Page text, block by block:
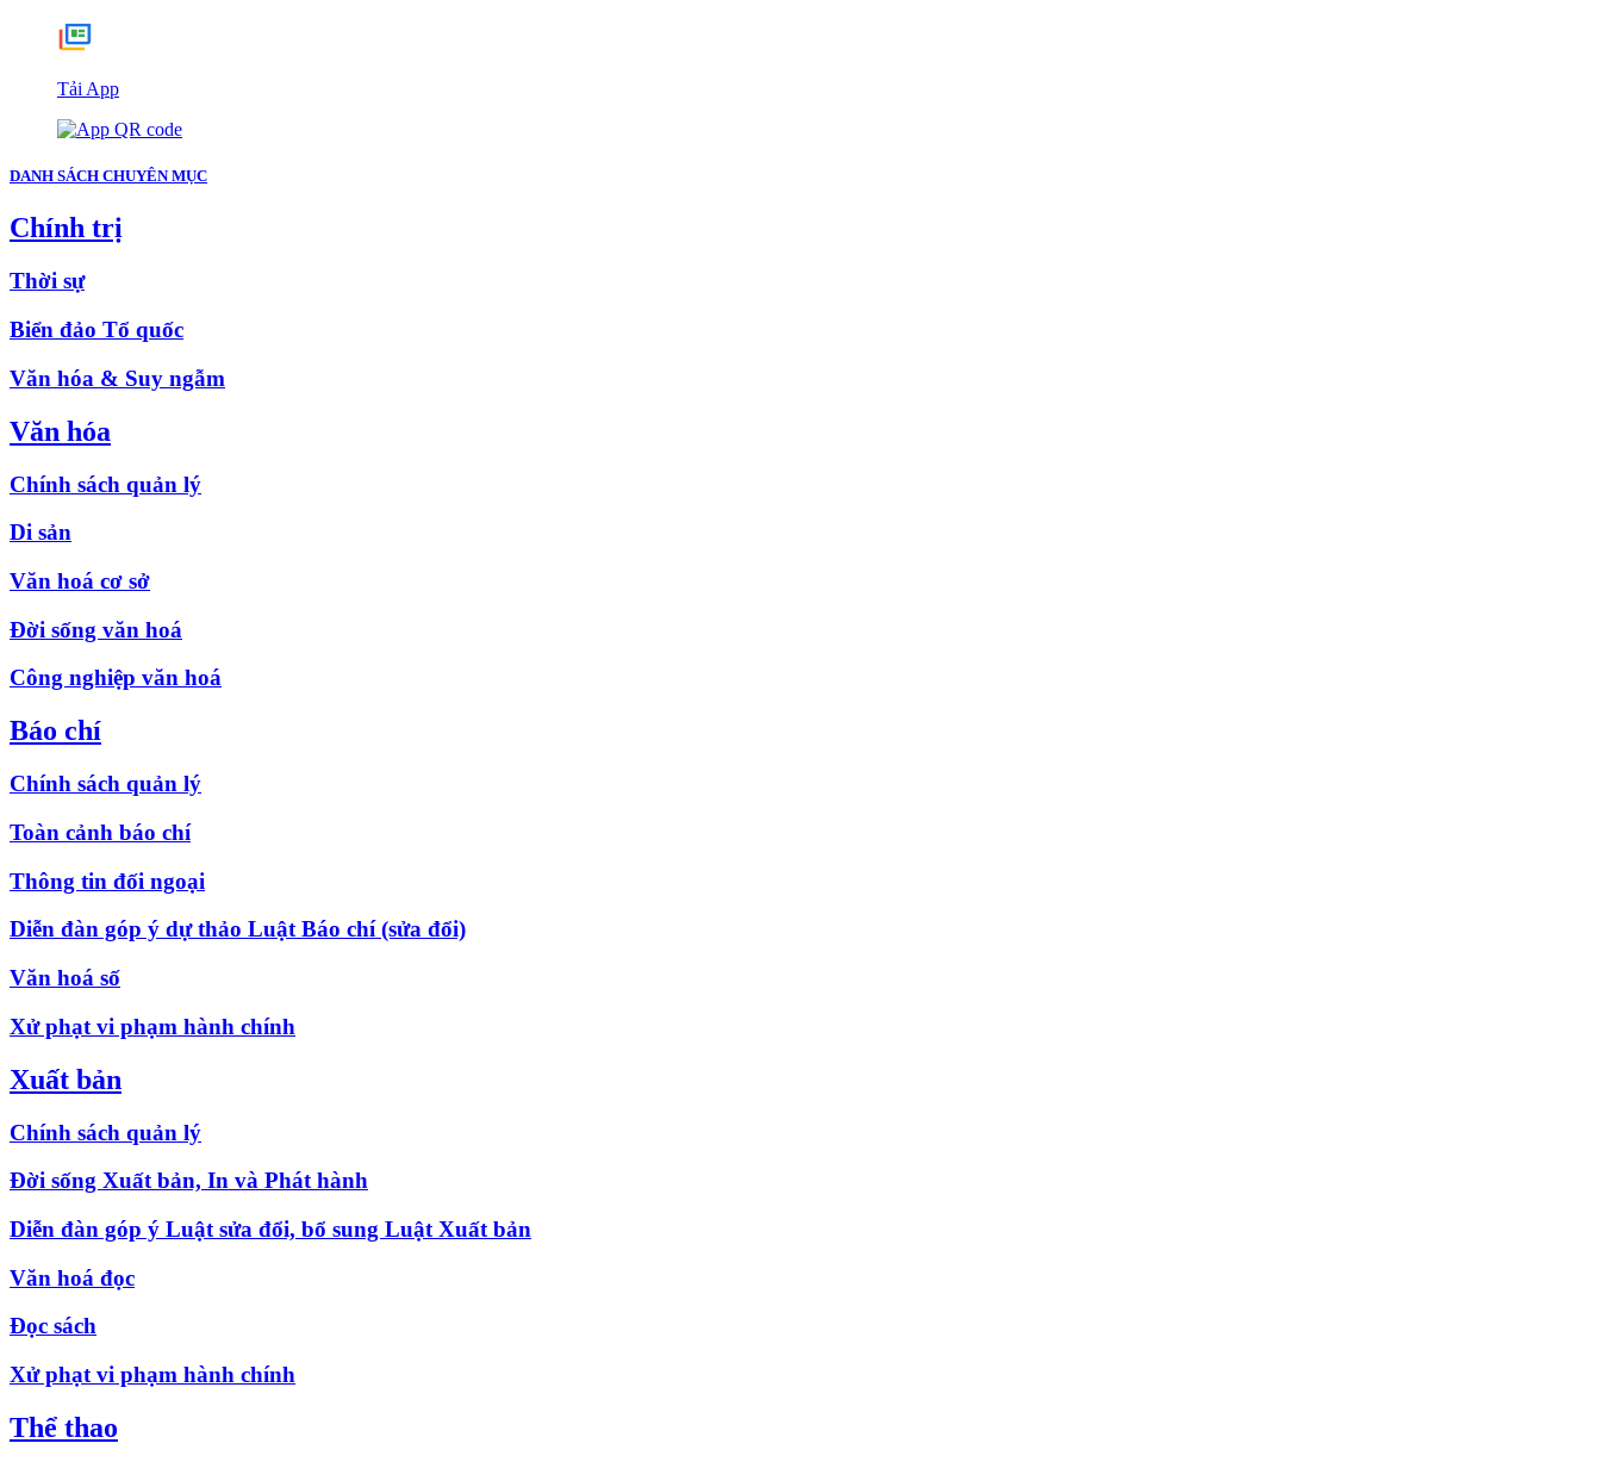
Tải App
DANH SÁCH CHUYÊN MỤC
Chính trị
Thời sự
Biển đảo Tổ quốc
Văn hóa & Suy ngẫm
Văn hóa
Chính sách quản lý
Di sản
Văn hoá cơ sở
Đời sống văn hoá
Công nghiệp văn hoá
Báo chí
Chính sách quản lý
Toàn cảnh báo chí
Thông tin đối ngoại
Diễn đàn góp ý dự thảo Luật Báo chí (sửa đổi)
Văn hoá số
Xử phạt vi phạm hành chính
Xuất bản
Chính sách quản lý
Đời sống Xuất bản, In và Phát hành
Diễn đàn góp ý Luật sửa đổi, bổ sung Luật Xuất bản
Văn hoá đọc
Đọc sách
Xử phạt vi phạm hành chính
Thể thao